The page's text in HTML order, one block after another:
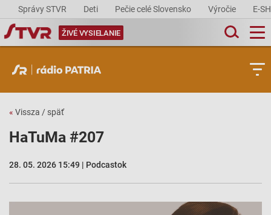
Správy STVR Deti Pečie celé Slovensko Výročie E-
ŽIVÉ VYSIELANIE
« Vissza / späť
HaTuMa #207
28. 05. 2026 15:49 | Podcastok